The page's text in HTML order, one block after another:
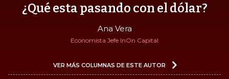
¿Qué esta pasando con el dólar?
Ana Vera
Economista Jefe InOn Capital
VER MÁS COLUMNAS DE ESTE AUTOR